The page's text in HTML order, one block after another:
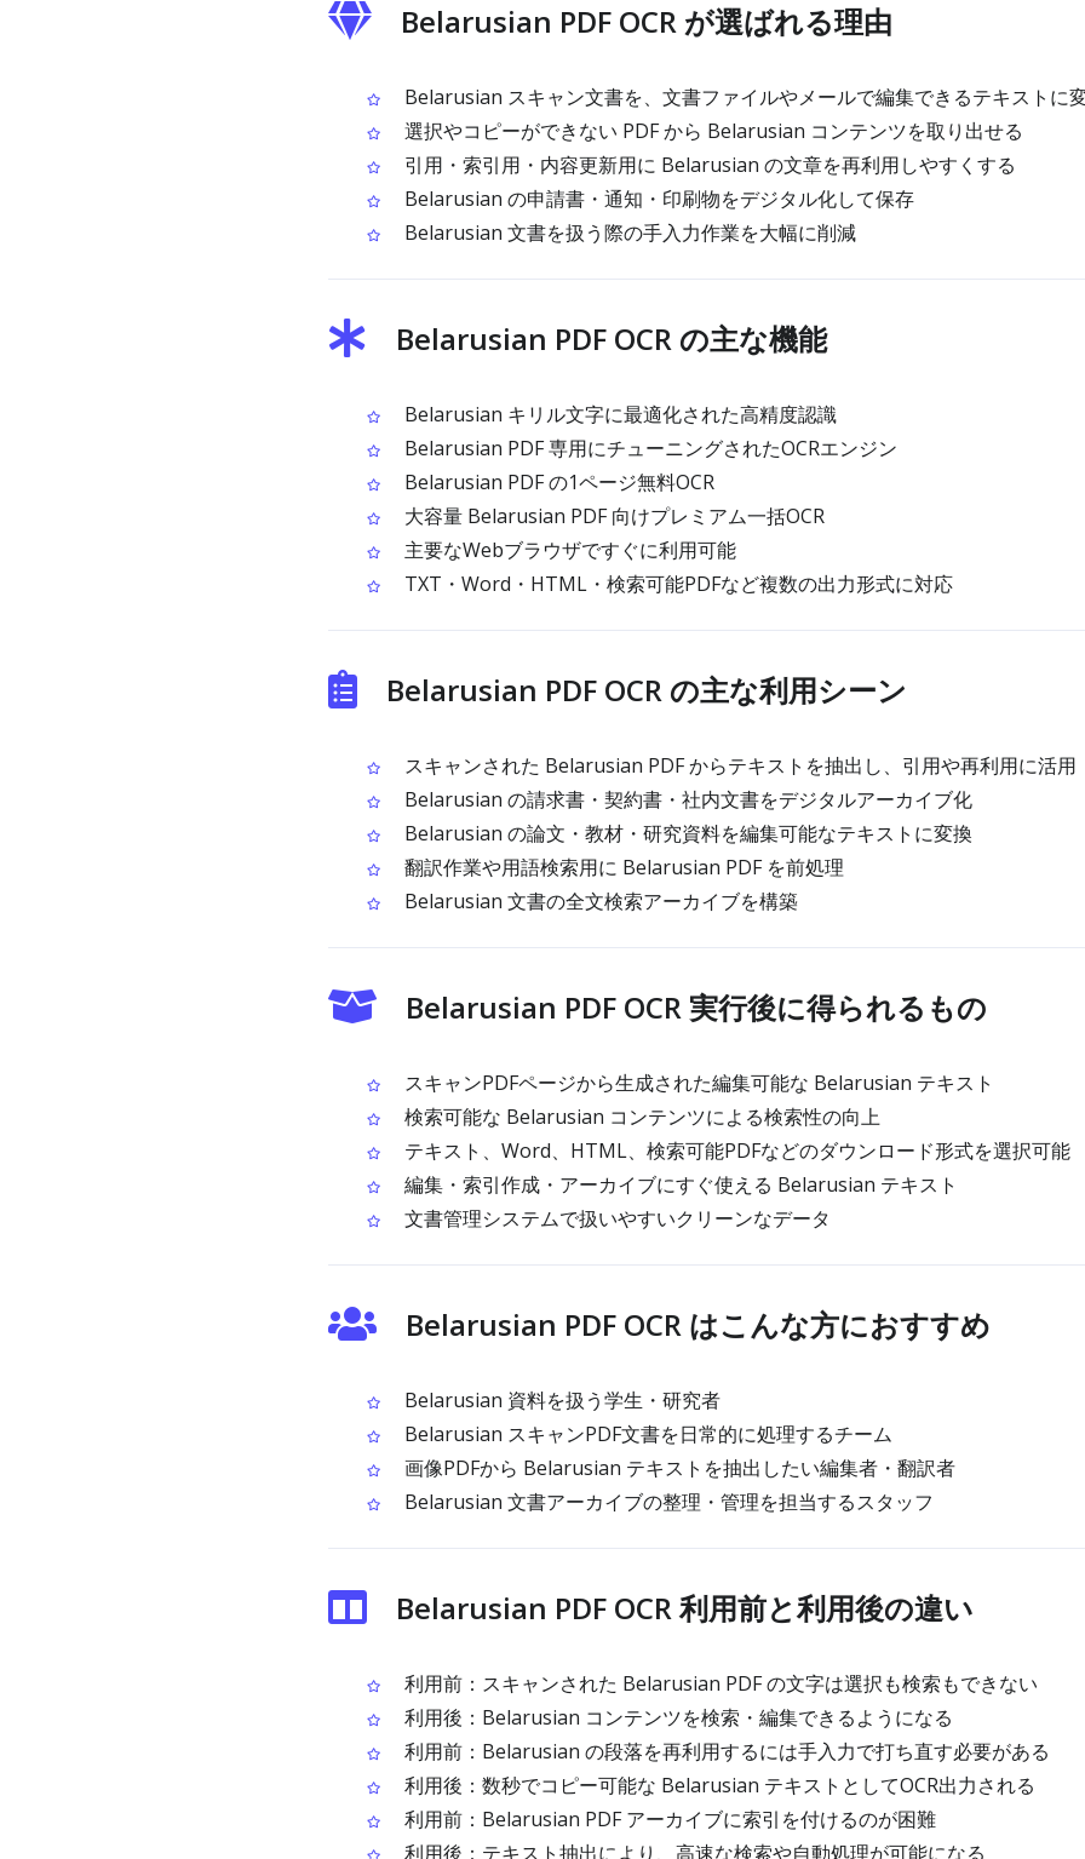
Belarusian PDF OCR が選ばれる理由
Belarusian スキャン文書を、文書ファイルやメールで編集できるテキストに
選択やコピーができない PDF から Belarusian コンテンツを取り出せる
引用・索引用・内容更新用に Belarusian の文章を再利用しやすくする
Belarusian の申請書・通知・印刷物をデジタル化して保存
Belarusian 文書を扱う際の手入力作業を大幅に削減
Belarusian PDF OCR の主な機能
Belarusian キリル文字に最適化された高精度認識
Belarusian PDF 専用にチューニングされたOCRエンジン
Belarusian PDF の1ページ無料OCR
大容量 Belarusian PDF 向けプレミアム一括OCR
主要なWebブラウザですぐに利用可能
TXT・Word・HTML・検索可能PDFなど複数の出力形式に対応
Belarusian PDF OCR の主な利用シーン
スキャンされた Belarusian PDF からテキストを抽出し、引用や再利用に活用
Belarusian の請求書・契約書・社内文書をデジタルアーカイブ化
Belarusian の論文・教材・研究資料を編集可能なテキストに変換
翻訳作業や用語検索用に Belarusian PDF を前処理
Belarusian 文書の全文検索アーカイブを構築
Belarusian PDF OCR 実行後に得られるもの
スキャンPDFページから生成された編集可能な Belarusian テキスト
検索可能な Belarusian コンテンツによる検索性の向上
テキスト、Word、HTML、検索可能PDFなどのダウンロード形式を選択可能
編集・索引作成・アーカイブにすぐ使える Belarusian テキスト
文書管理システムで扱いやすいクリーンなデータ
Belarusian PDF OCR はこんな方におすすめ
Belarusian 資料を扱う学生・研究者
Belarusian スキャンPDF文書を日常的に処理するチーム
画像PDFから Belarusian テキストを抽出したい編集者・翻訳者
Belarusian 文書アーカイブの整理・管理を担当するスタッフ
Belarusian PDF OCR 利用前と利用後の違い
利用前：スキャンされた Belarusian PDF の文字は選択も検索もできない
利用後：Belarusian コンテンツを検索・編集できるようになる
利用前：Belarusian の段落を再利用するには手入力で打ち直す必要がある
利用後：数秒でコピー可能な Belarusian テキストとしてOCR出力される
利用前：Belarusian PDF アーカイブに索引を付けるのが困難
利用後：テキスト抽出により、高速な検索や自動処理が可能になる